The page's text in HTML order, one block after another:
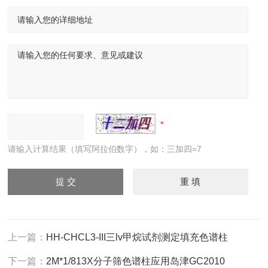
请输入计算结果（填写阿拉伯数字），如：三加四=7
上一篇： HH-CHCL3-III三lv甲烷试剂测定填充色谱柱
下一篇： 2M*1/813X分子筛色谱柱应用岛津GC2010